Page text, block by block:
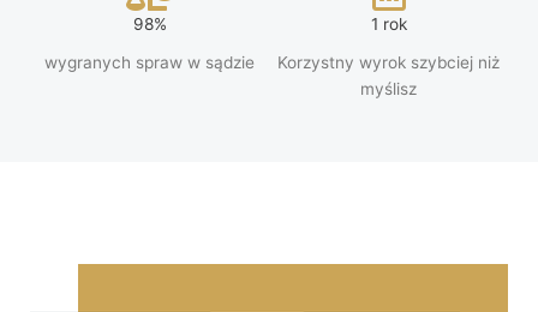
98%
wygranych spraw w sądzie
1 rok
Korzystny wyrok szybciej niż
myślisz